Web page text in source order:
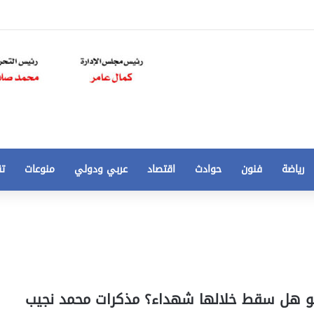
رياضة فنون حوادث اقتصاد عربي ودولي منوعات
23 يوليو هل سقط خلالها شهداء؟ مذكرات محمد نجيب
مخالفات
الي
50
تخفيض سعر المتر من 250 الي 50 جنيها